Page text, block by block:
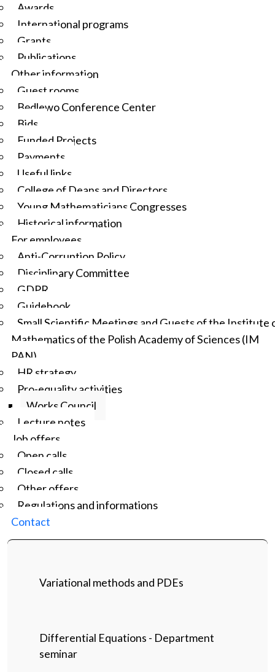
Awards
International programs
Grants
Publications
Other information
Guest rooms
Będlewo Conference Center
Bids
Funded Projects
Payments
Useful links
College of Deans and Directors
Young Mathematicians Congresses
Historical information
For employees
Anti-Corruption Policy
Disciplinary Committee
GDPR
Guidebook
Small Scientific Meetings and Guests of the Institute
Mathematics of the Polish Academy of Sciences (IM
PAN)
HR strategy
Pro-equality activities
Works Council
Lecture notes
Job offers
Open calls
Closed calls
Other offers
Regulations and informations
Contact
Variational methods and PDEs
Differential Equations - Department
seminar